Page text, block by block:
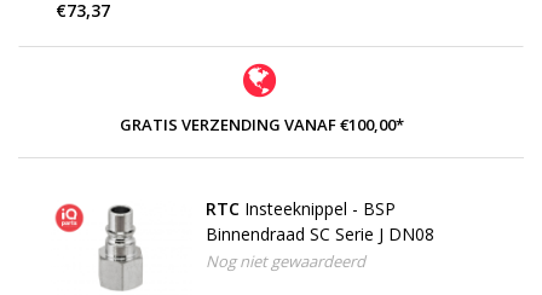
€73,37
GRATIS VERZENDING VANAF €100,00*
RTC Insteeknippel - BSP
Binnendraad SC Serie J DN08
Nog niet gewaardeerd